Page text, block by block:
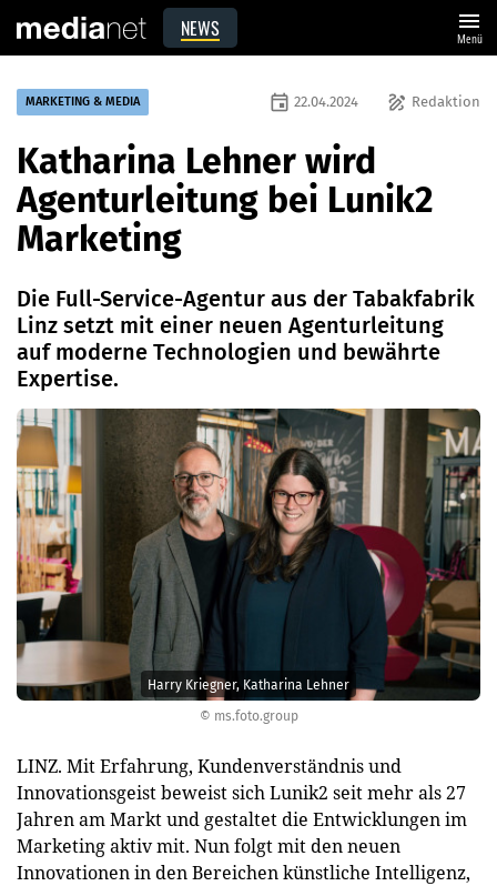
NEWS menu
Menü
© ms.foto.group
Harry Kriegner, Katharina Lehner
MARKETING & MEDIA draw Redaktion
event 22.04.2024
Katharina Lehner wird
Agenturleitung bei Lunik2
Marketing
Die Full-Service-Agentur aus der Tabakfabrik
Linz setzt mit einer neuen Agenturleitung
auf moderne Technologien und bewährte
Expertise.
LINZ. Mit Erfahrung, Kundenverständnis und
Innovationsgeist beweist sich Lunik2 seit mehr als 27
Jahren am Markt und gestaltet die Entwicklungen im
Marketing aktiv mit. Nun folgt mit den neuen
Innovationen in den Bereichen künstliche Intelligenz,